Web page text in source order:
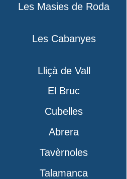
Les Masies de Roda
Les Cabanyes
Lliçà de Vall
El Bruc
Cubelles
Abrera
Tavèrnoles
Talamanca